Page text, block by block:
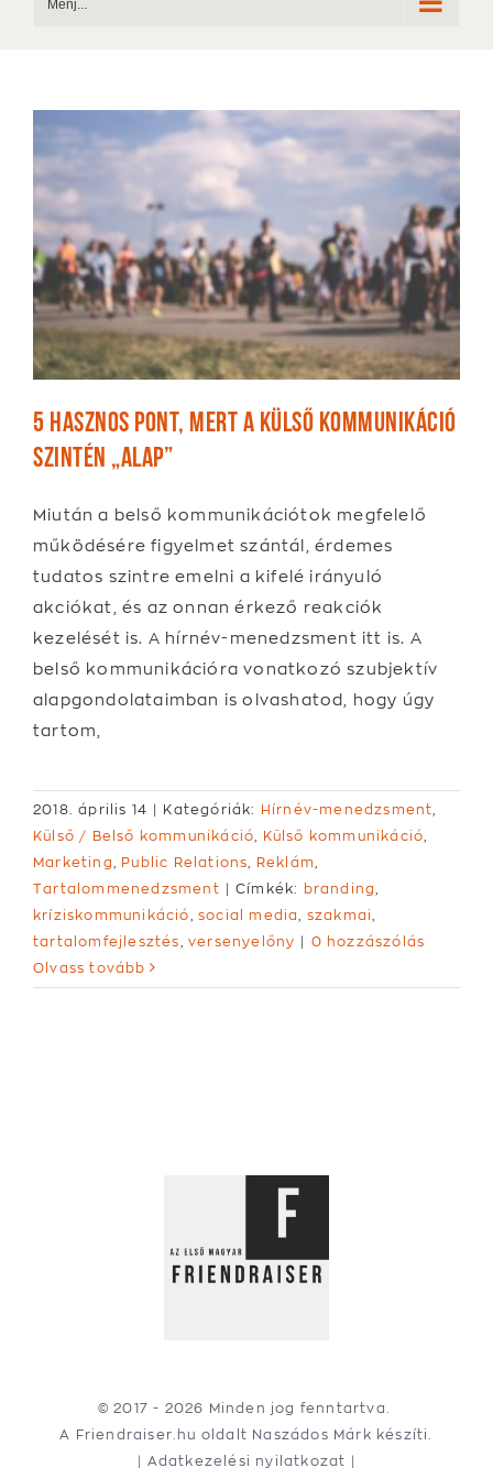
Menj...
5 hasznos pont, mert a külső kommunikáció
szintén „alap”
Miután a belső kommunikációtok megfelelő
működésére figyelmet szántál, érdemes
tudatos szintre emelni a kifelé irányuló
akciókat, és az onnan érkező reakciók
kezelését is. A hírnév-menedzsment itt is. A
belső kommunikációra vonatkozó szubjektív
alapgondolataimban is olvashatod, hogy úgy
tartom,
2018. április 14 | Kategóriák: Hírnév-menedzsment
Külső / Belső kommunikáció
Külső kommunikáció
Marketing
Public Relations Reklám
Tartalommenedzsment | Címkék: branding
kríziskommunikáció
,social media szakmai
tartalomfejlesztés
,versenyelőny |
0 hozzászólás
Olvass tovább
© 2017 - 2026 Minden jog fenntartva.
A Friendraiser.hu oldalt Naszádos Márk készíti.
| Adatkezelési nyilatkozat |